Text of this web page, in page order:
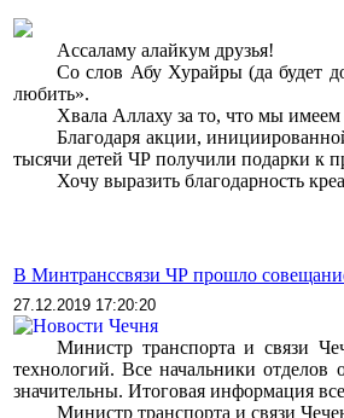
Ассаламу алайкум друзья!
Со слов Абу Хурайры (да будет
любить».
Хвала Аллаху за то, что мы
Благодаря акции,
тысячи детей ЧР получили подарки к
Хочу выразить благодарность
В Минтранссвязи ЧР прошло
27.12.2019 17:20:20
Министр транспорта и связи
технологий. Все начальники отделов
значительны. Итоговая информация
Министр транспорта и связи